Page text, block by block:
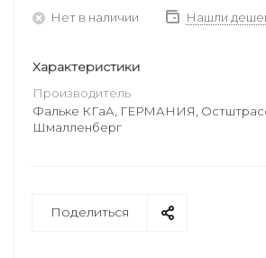
Нет в наличии Нашли
Характеристики
Производитель
Фальке КГаА, ГЕРМАНИЯ,
Шмалленберг
Поделиться